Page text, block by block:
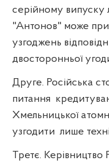
серійному випуску
"Антонов" може
узгоджень
двосторонньої
Друге. Російська
питання
Хмельницької
узгодити лише
Третє. Керівництво